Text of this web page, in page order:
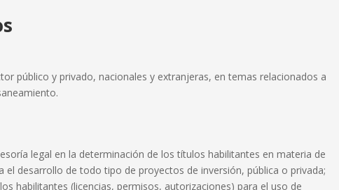
público y privado, nacionales y extranjeras, en temas relacionados a
legal en la determinación de los títulos habilitantes en materia de
el desarrollo de todo tipo de proyectos de inversión, pública o privada;
habilitantes (licencias, permisos, autorizaciones) para el uso de